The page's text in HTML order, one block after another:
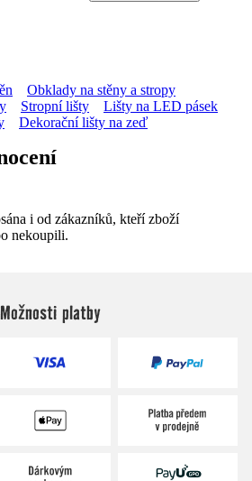
Obklady na stěny a stropy
Stropní lišty
Lišty na LED pásek
Dekorační lišty na zeď
i od zákazníků, kteří zboží
nekoupili.
Možnosti platby